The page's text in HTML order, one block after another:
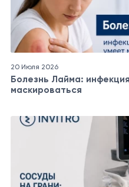
20 Июля 2026
Болезнь Лайма:
маскироваться